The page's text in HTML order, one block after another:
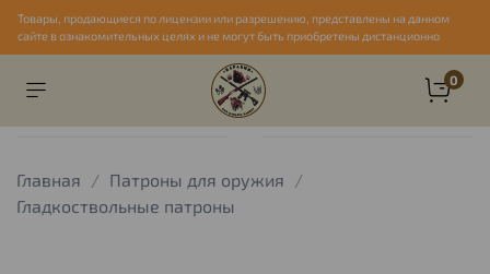
Товары, продающиеся по лицензии или разрешению, представлены на данном
сайте в ознакомительных целях и не могут быть приобретены дистанционно
0
Главная
Патроны для оружия
Гладкоствольные патроны